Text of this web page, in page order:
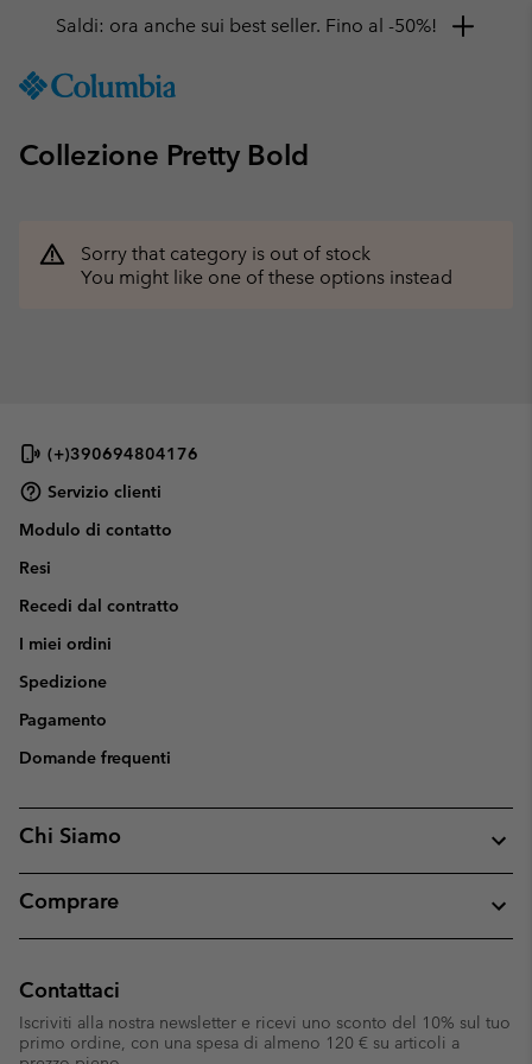
TO
SKIP
SKIP
Saldi: ora anche sui best seller. Fino al -50%!
Collezione Pretty Bold
Sorry that category is out of stock
You might like one of these options instead
(+)390694804176
Servizio clienti
Modulo di contatto
Resi
Recedi dal contratto
I miei ordini
Spedizione
Pagamento
Domande frequenti
Chi Siamo
Comprare
Contattaci
Iscriviti alla nostra newsletter e ricevi uno sconto del 10% sul tuo
primo ordine, con una spesa di almeno 120 € su articoli a